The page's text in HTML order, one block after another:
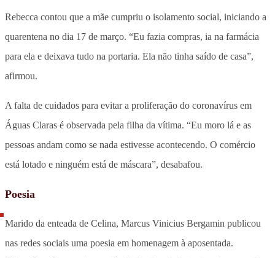
Rebecca contou que a mãe cumpriu o isolamento social, iniciando a
quarentena no dia 17 de março. “Eu fazia compras, ia na farmácia
para ela e deixava tudo na portaria. Ela não tinha saído de casa”,
afirmou.
A falta de cuidados para evitar a proliferação do coronavírus em
Águas Claras é observada pela filha da vítima. “Eu moro lá e as
pessoas andam como se nada estivesse acontecendo. O comércio
está lotado e ninguém está de máscara”, desabafou.
Poesia
Marido da enteada de Celina, Marcus Vinicius Bergamin publicou
nas redes sociais uma poesia em homenagem à aposentada.